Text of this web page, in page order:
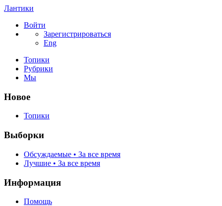
Лантики
Войти
Зарегистрироваться
Eng
Топики
Рубрики
Мы
Новое
Топики
Выборки
Обсуждаемые • За все время
Лучшие • За все время
Информация
Помощь